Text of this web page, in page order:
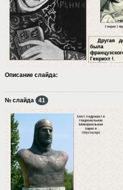
Описание слайда:
№ слайда 41